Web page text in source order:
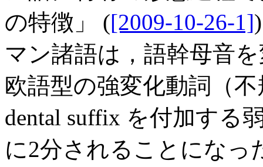
の特徴」 ([2009-10-26-1]
マン諸語は，語幹母音
欧語型の強変化動詞（
dental suffix を付加する
に2分されることになっ